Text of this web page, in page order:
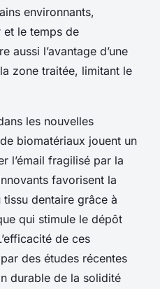
environnants,
et le temps de
aussi l’avantage d’une
zone traitée, limitant le
les nouvelles
biomatériaux jouent un
l’émail fragilisé par la
favorisent la
dentaire grâce à
qui stimule le dépôt
de ces
des études récentes
durable de la solidité